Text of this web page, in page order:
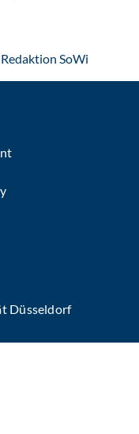
SoWi:
Düsseldorf